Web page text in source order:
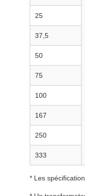
25
37,5
50
75
100
167
250
333
* Les